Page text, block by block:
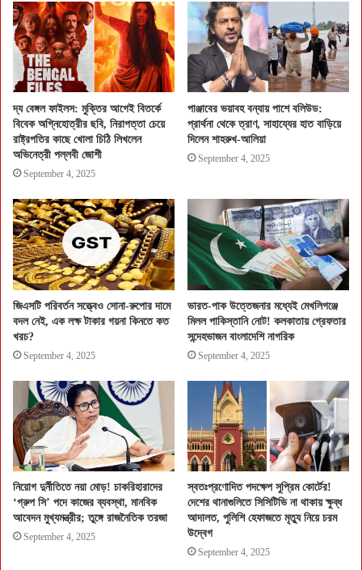
দ্য বেঙ্গল ফাইলস: মুক্তির আগেই বিতর্কে
বিবেক অগ্নিহোত্রীর ছবি, নিরাপত্তা চেয়ে
রাষ্ট্রপতির কাছে খোলা চিঠি লিখলেন
অভিনেত্রী পল্লবী জোশী
September 4, 2025
পাঞ্জাবের ভয়াবহ বন্যায় পাশে বলিউড:
প্রার্থনা থেকে ত্রাণ, সাহায্যের হাত বাড়িয়ে
দিলেন শাহরুখ-আলিয়া
September 4, 2025
জিএসটি পরিবর্তন সত্ত্বেও সোনা-রুপোর দামে
বদল নেই, এক লক্ষ টাকার গয়না কিনতে কত
খরচ?
September 4, 2025
ভারত-পাক উত্তেজনার মধ্যেই মেখলিগঞ্জে
মিলল পাকিস্তানি নোট! কলকাতায় গ্রেফতার
সন্দেহভাজন বাংলাদেশি নাগরিক
September 4, 2025
নিয়োগ দুর্নীতিতে নয়া মোড়! চাকরিহারাদের
‘গ্রুপ সি’ পদে কাজের ব্যবস্থা, মানবিক
আবেদন মুখ্যমন্ত্রীর; তুঙ্গে রাজনৈতিক তরজা
September 4, 2025
স্বতঃপ্রণোদিত পদক্ষেপ সুপ্রিম কোর্টের!
দেশের থানাগুলিতে সিসিটিভি না থাকায় ক্ষুব্ধ
আদালত, পুলিশি হেফাজতে মৃত্যু নিয়ে চরম
উদ্বেগ
September 4, 2025